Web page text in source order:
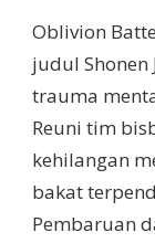
Oblivion
judul
trauma
Reuni tim
kehilangan
bakat
Pembaruan